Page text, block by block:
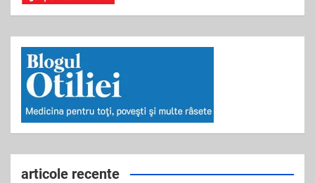
articole recente